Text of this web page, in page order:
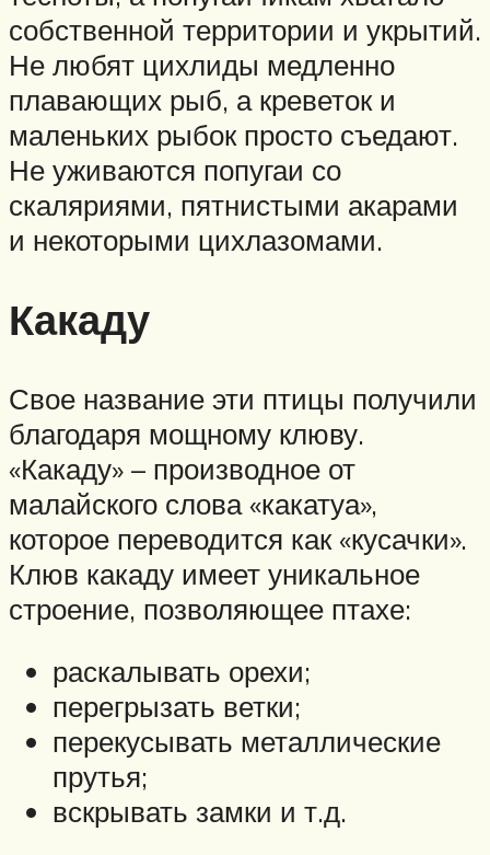
собственной территории и укрытий.
Не любят цихлиды медленно
плавающих рыб, а креветок и
маленьких рыбок просто съедают.
Не уживаются попугаи со
скаляриями, пятнистыми акарами
и некоторыми цихлазомами.
Какаду
Свое название эти птицы получили
благодаря мощному клюву.
«Какаду» – производное от
малайского слова «какатуа»,
которое переводится как «кусачки».
Клюв какаду имеет уникальное
строение, позволяющее птахе:
раскалывать орехи;
перегрызать ветки;
перекусывать металлические
прутья;
вскрывать замки и т.д.